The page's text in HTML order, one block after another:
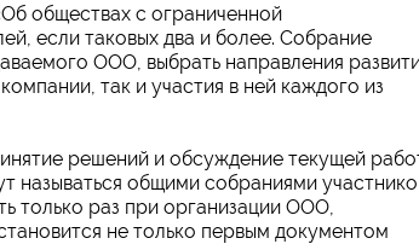
обществах с ограниченной
если таковых два и более. Собрание
ООО, выбрать направления
так и участия в ней каждого из
решений и обсуждение текущей
называться общими собраниями
только раз при организации ООО,
не только первым документом